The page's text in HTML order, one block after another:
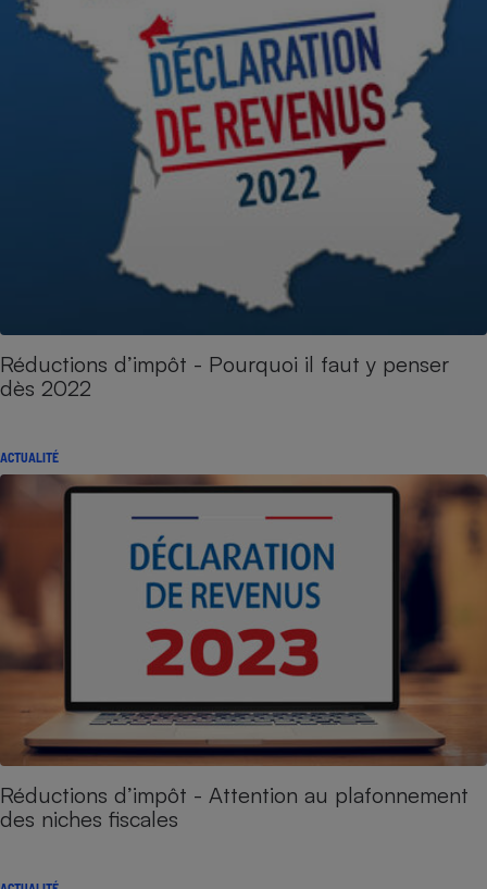
Réductions d’impôt - Pourquoi il faut y penser
dès 2022
ACTUALITÉ
Réductions d’impôt - Attention au plafonnement
des niches fiscales